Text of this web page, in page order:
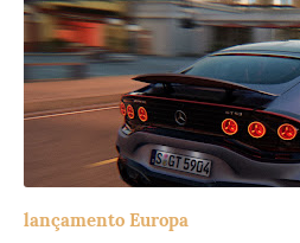
lançamento Europa